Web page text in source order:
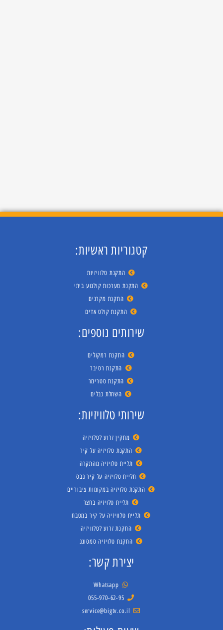
קטגוריות ראשיות:
התקנת טלוויזיות
התקנת מערכות קולנוע ביתי
התקנת מקרנים
התקנת קולט אדים
שירותים נוספים:
התקנת רמקולים
התקנת רסיבר
התקנת סטרימר
השחלת כבלים
שירותי טלוויזיות:
מתקין זרוע לטלויזיה
התקנת טלויזיה על קיר
תליית טלויזיה מהתקרה
תליית טלויזיה על קיר גבס
התקנת טלויזיה במקומות ציבוריים
תליית טלויזיה בחצר
תליית טלוויזיה על קיר במטבח
התקנת זרוע לטלוויזיה
התקנת טלויזיה סמסונג
יצירת קשר:
Whatsapp
055-970-62-95
service@bigtv.co.il